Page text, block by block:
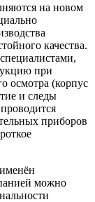
на новом
качества.
при
осмотра (корпус
и следы
приборов
можно